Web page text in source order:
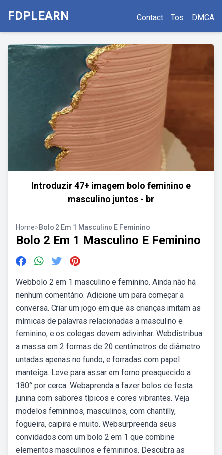
FDPLEARN Contact Tos DMCA
Introduzir 47+ imagem bolo feminino e
masculino juntos - br
Home>Bolo 2 Em 1 Masculino E Feminino
Bolo 2 Em 1 Masculino E Feminino
Webbolo 2 em 1 masculino e feminino. Ainda não há
nenhum comentário. Adicione um para começar a
conversa. Criar um jogo em que as crianças imitam as
mímicas de palavras relacionadas a masculino e
feminino, e os colegas devem adivinhar. Webdistribua
a massa em 2 formas de 20 centímetros de diâmetro
untadas apenas no fundo, e forradas com papel
manteiga. Leve para assar em forno preaquecido a
180° por cerca. Webaprenda a fazer bolos de festa
junina com sabores típicos e cores vibrantes. Veja
modelos femininos, masculinos, com chantilly,
fogueira, caipira e muito. Websurpreenda seus
convidados com um bolo 2 em 1 que combine
elementos masculinos e femininos. Descubra as